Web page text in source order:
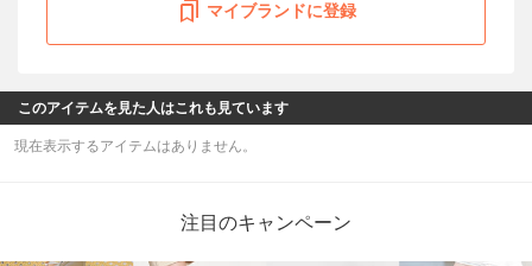
マイブランドに登録
このアイテムを見た人はこれも見ています
現在表示するアイテムはありません。
注目のキャンペーン